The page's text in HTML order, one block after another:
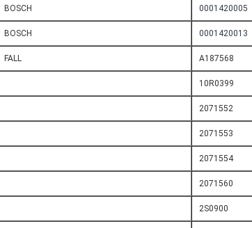
BOSCH 0001420005
BOSCH 0001420013
FALL A187568
10R0399
2071552
2071553
2071554
2071560
2S0900